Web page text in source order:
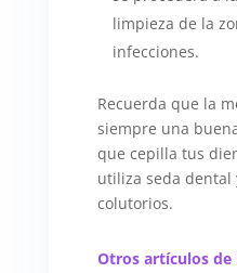
limpieza de la
infecciones.
Recuerda que la
siempre una
que cepilla tus
utiliza seda dental
colutorios.
Otros artículos de